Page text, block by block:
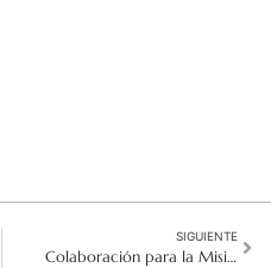
SIGUIENTE
Colaboración para la Misión: Conferencia de Talitha Kum Asia para: Acabar con la Trata de Personas